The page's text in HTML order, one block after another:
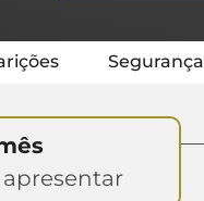
Segurança